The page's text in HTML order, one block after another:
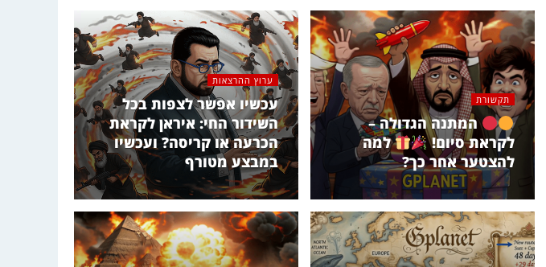
תקשורת
המתנה הגדולה –
לקראת סיום!
למה
להצטער אחר כך?
ערוץ ההרצאות
עכשיו אפשר לצפות בכל
השידור החי: איראן לקראת
הכרעה או קריסה? ועכשיו
במבצע מטורף